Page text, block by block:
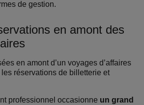
de gestion.
en amont des
en amont d’un voyages d’affaires
réservations de billetterie et
professionnel occasionne un grand